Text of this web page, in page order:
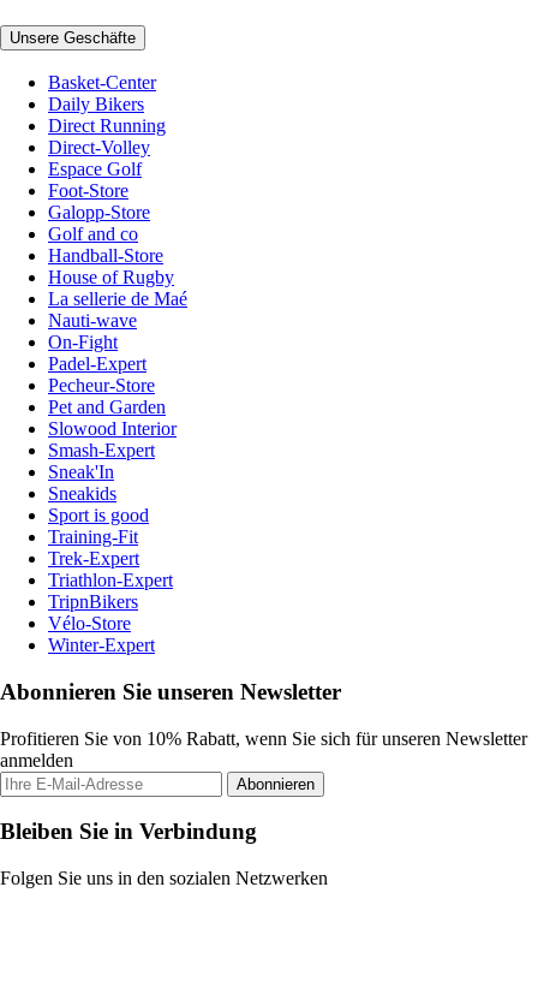
Unsere Geschäfte
Basket-Center
Daily Bikers
Direct Running
Direct-Volley
Espace Golf
Foot-Store
Galopp-Store
Golf and co
Handball-Store
House of Rugby
La sellerie de Maé
Nauti-wave
On-Fight
Padel-Expert
Pecheur-Store
Pet and Garden
Slowood Interior
Smash-Expert
Sneak'In
Sneakids
Sport is good
Training-Fit
Trek-Expert
Triathlon-Expert
TripnBikers
Vélo-Store
Winter-Expert
Abonnieren Sie unseren Newsletter
Profitieren Sie von 10% Rabatt, wenn Sie sich für unseren Newsletter
anmelden
Abonnieren
Bleiben Sie in Verbindung
Folgen Sie uns in den sozialen Netzwerken